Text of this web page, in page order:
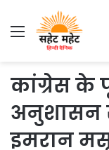
Menu
कांग्रेस के
अनुशासन
इमरान